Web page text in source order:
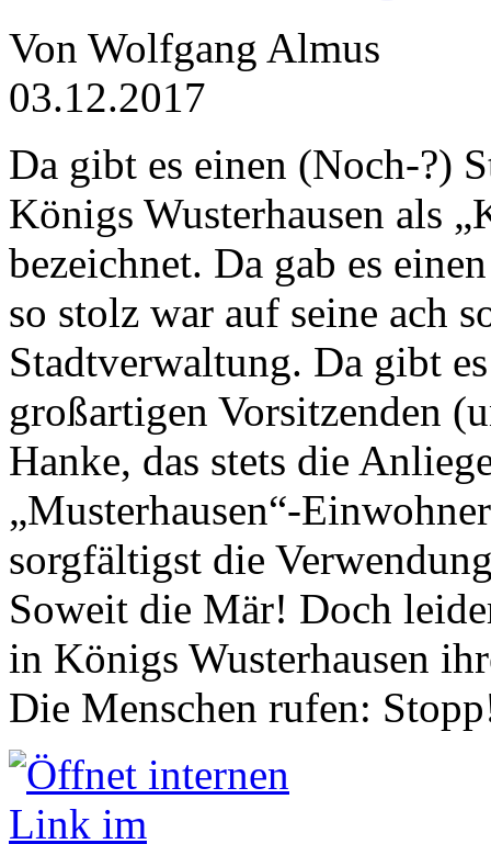
Von Wolfgang Almus
03.12.2017
Da gibt es einen (Noch-?)
Königs Wusterhausen als
bezeichnet. Da gab es
so stolz war auf seine ach
Stadtverwaltung. Da gibt
großartigen Vorsitzenden
Hanke, das stets die
„Musterhausen“-
sorgfältigst die
Soweit die Mär! Doch
in Königs Wusterhausen
Die Menschen rufen: